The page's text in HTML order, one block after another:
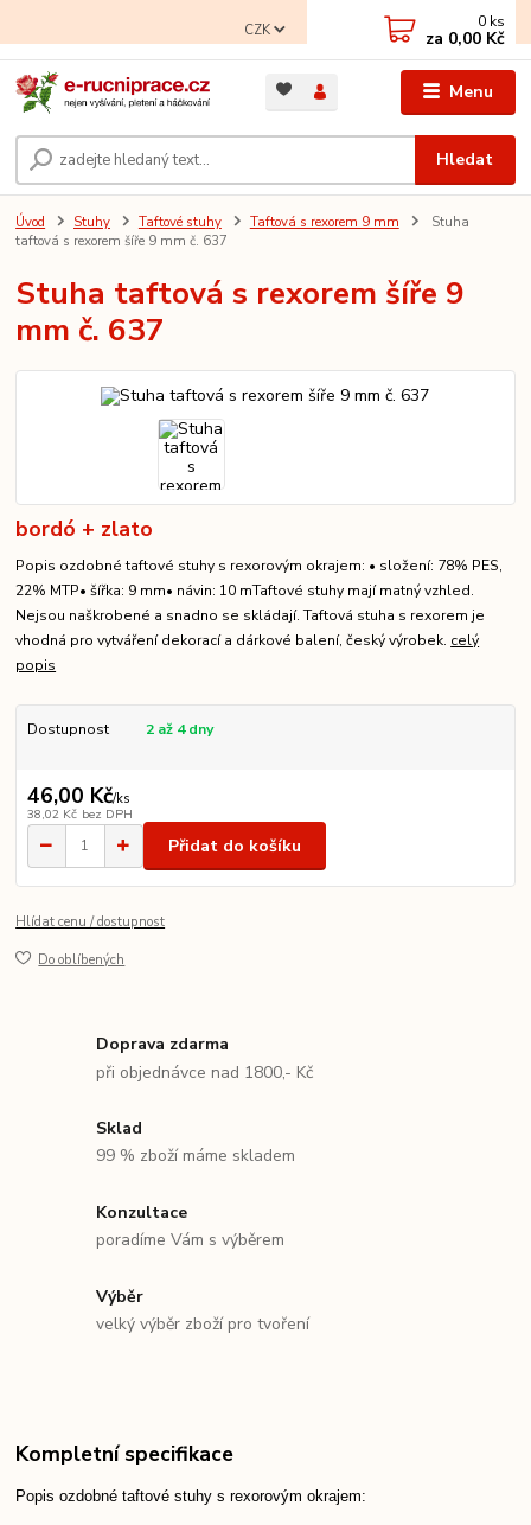
Menu
CZK
Hledat
0 ks
za 0,00 Kč
Úvod Stuhy Taftové stuhy Taftová s rexorem 9 mm
Stuha
taftová s rexorem šíře 9 mm č. 637
Stuha taftová s rexorem šíře 9
mm č. 637
bordó + zlato
Popis ozdobné taftové stuhy s rexorovým okrajem: • složení: 78% PES,
22% MTP• šířka: 9 mm• návin: 10 mTaftové stuhy mají matný vzhled.
Nejsou naškrobené a snadno se skládají. Taftová stuha s rexorem je
vhodná pro vytváření dekorací a dárkové balení, český výrobek. celý
popis
Dostupnost 2 až 4 dny
46,00 Kč/ks
38,02 Kč bez DPH
Přidat do košíku
Hlídat cenu / dostupnost
Do oblíbených
Doprava zdarma
při objednávce nad 1800,- Kč
Sklad
99 % zboží máme skladem
Konzultace
poradíme Vám s výběrem
Výběr
velký výběr zboží pro tvoření
Kompletní specifikace
Popis ozdobné taftové stuhy s rexorovým okrajem: